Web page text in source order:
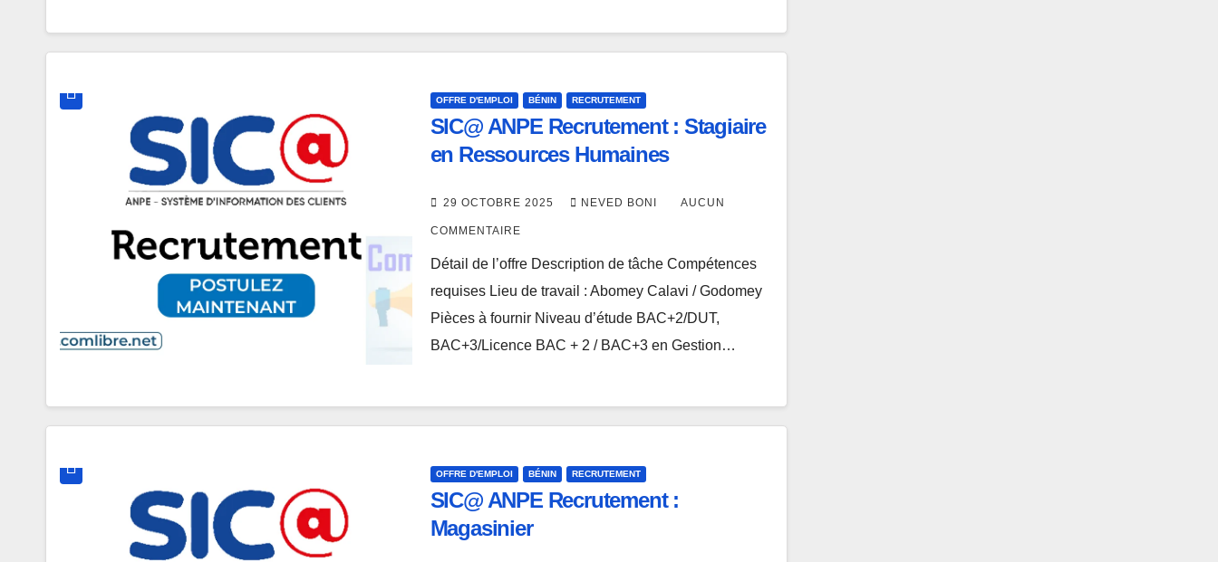
OFFRE D'EMPLOI BÉNIN RECRUTEMENT
SIC@ ANPE Recrutement : Stagiaire
en Ressources Humaines
29 OCTOBRE 2025 NEVED BONI AUCUN
COMMENTAIRE
Détail de l’offre Description de tâche Compétences
requises Lieu de travail : Abomey Calavi / Godomey
Pièces à fournir Niveau d’étude BAC+2/DUT,
BAC+3/Licence BAC + 2 / BAC+3 en Gestion…
OFFRE D'EMPLOI BÉNIN RECRUTEMENT
SIC@ ANPE Recrutement :
Magasinier